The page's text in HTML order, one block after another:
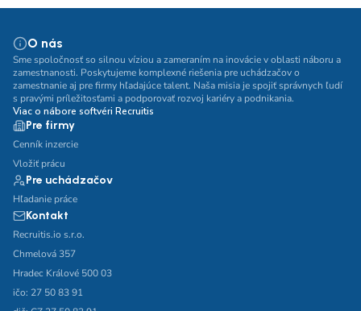
O nás
Sme spoločnosť so silnou víziou a zameraním na inovácie v oblasti náboru a
zamestnanosti. Poskytujeme komplexné riešenia pre uchádzačov o
zamestnanie aj pre firmy hľadajúce talent. Naša misia je spojiť správnych ľudí
s pravými príležitosťami a podporovať rozvoj kariéry a podnikania.
Viac o nábore softvéri Recruitis
Pre firmy
Cenník inzercie
Vložiť prácu
Pre uchádzačov
Hľadanie práce
Kontakt
Recruitis.io s.r.o.
Chmelová 357
Hradec Králové 500 03
ičo: 27 50 83 91